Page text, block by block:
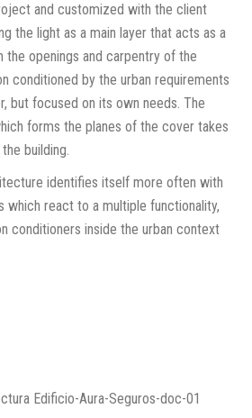
and customized with the client
the light as a main layer that acts as a
openings and carpentry of the
conditioned by the urban requirements
but focused on its own needs. The
forms the planes of the cover takes
building.
identifies itself more often with
which react to a multiple functionality,
conditioners inside the urban context